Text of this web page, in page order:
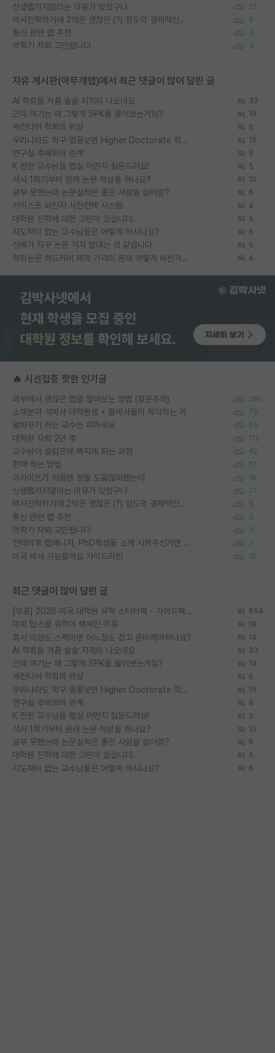
신생랩가지말라는 이유가 있었구나 21
박사진학하기에 2억은 괜찮은 (?) 정도의 경제력인가요 9
통신 관련 랩 추천 3
막학기 자퇴 고민됩니다 3
자유 게시판(아무개랩)에서 최근 댓글이 많이 달린 글
AI 학회들 거품 슬슬 지적이 나오네요 33
근데 여기는 왜 그렇게 SPK를 물어보는거임? 19
세컨티어 학회의 위상 6
우리나라도 학구 열풍보면 Higher Doctorate 학위가 필요하다고 봅니다. 15
연구실 후배와의 관계 9
K 전전 교수님들 랩실 어떤지 질문드려요! 5
석사 1학기부터 원래 논문 작성을 하나요? 10
공부 못했는데 논문실적은 좋은 사람을 싫어함? 6
카이스트 뇌인지 사전컨택 시스템 4
대학원 진학에 대한 고민이 있습니다. 5
지도력이 없는 교수님들은 어떻게 하시나요? 6
선배가 자꾸 논문 저자 탐내는 것 같습니다 5
학위논문 하드커버 제작 가격이 원래 이렇게 비싼가요? 4
🔥 시선집중 핫한 인기글
외부에서 괜찮은 랩을 알아보는 방법 (장문주의) 280
소재분야 석박사 대학원생 + 물박사들이 착각하는 거 79
말바꾸기 하는 교수는 피하세요 55
대학원 자퇴 2년 후 112
교수님이 슬럼프에 빠지게 되는 과정 42
편애 하는 방법 17
이사이트가 처음엔 정말 도움많이됐는데 18
신생랩가지말라는 이유가 있었구나 21
박사진학하기에 2억은 괜찮은 (?) 정도의 경제력인가요 9
통신 관련 랩 추천 3
막학기 자퇴 고민됩니다 3
컨택이후 랩매니저, PhD학생들 소개 시켜주신거면 거의 컨펌에 가깝나요? 2
미국 박사 가능할까요 가이드라인 16
최근 댓글이 많이 달린 글
[무료] 2026 미국 대학원 유학 스타터팩 - 가이드북 & 합격자 컨택메일 템플릿 654
미박 탑스쿨 유학이 빡세진 이유 19
혹시 이정도 스펙이면 어느정도 잡고 준비해야하나요? 14
AI 학회들 거품 슬슬 지적이 나오네요 33
근데 여기는 왜 그렇게 SPK를 물어보는거임? 19
세컨티어 학회의 위상 6
우리나라도 학구 열풍보면 Higher Doctorate 학위가 필요하다고 봅니다. 15
연구실 후배와의 관계 9
K 전전 교수님들 랩실 어떤지 질문드려요! 5
석사 1학기부터 원래 논문 작성을 하나요? 10
공부 못했는데 논문실적은 좋은 사람을 싫어함? 6
대학원 진학에 대한 고민이 있습니다. 5
지도력이 없는 교수님들은 어떻게 하시나요? 6